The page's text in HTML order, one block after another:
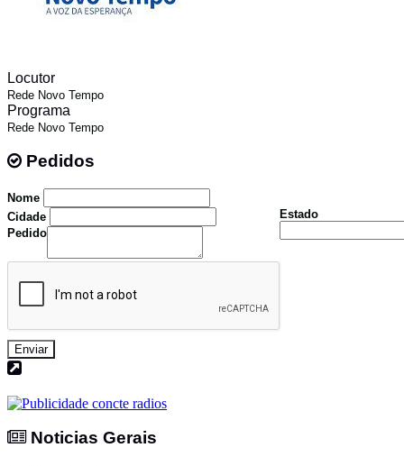
Locutor
Rede Novo Tempo
Programa
Rede Novo Tempo
Pedidos
Nome
Cidade
Estado
Pedido
Enviar
Noticias Gerais